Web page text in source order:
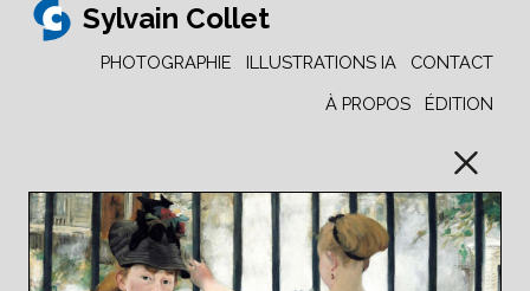
Sylvain Collet
CONTACT
ILLUSTRATIONS IA
PHOTOGRAPHIE
ÉDITION
À PROPOS